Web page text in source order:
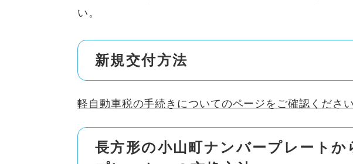
い。
新規交付方法
軽自動車税の手続きについてのページをご確認ください
長方形の小山町ナンバープレートか